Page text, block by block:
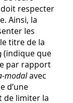
respecter
Ainsi, la
les
titre de la
(indique que
par rapport
modalavec
d’une
de limiter la